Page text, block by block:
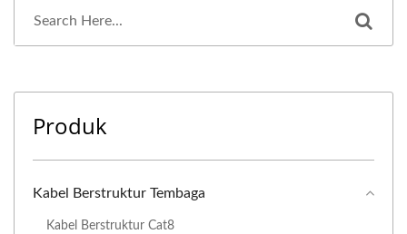
Produk
Kabel Berstruktur Tembaga
Kabel Berstruktur Cat8